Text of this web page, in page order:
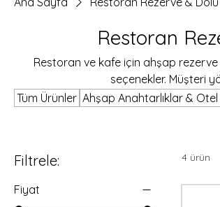
Restoran
Restoran ve kafe için ahşap rezerve
seçenekler. Müşteri
Tüm Ürünler Ahşap Anahtarlıklar & Otel
Filtrele:
Fiyat
4 ürün